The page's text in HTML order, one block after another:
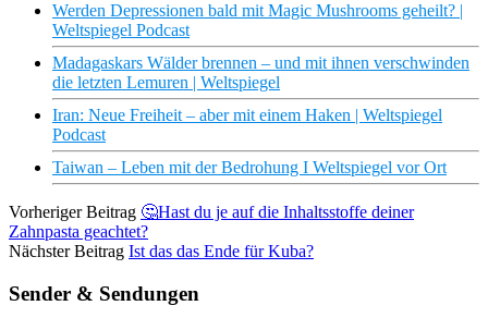
Werden Depressionen bald mit Magic Mushrooms geheilt? |
Weltspiegel Podcast
Madagaskars Wälder brennen – und mit ihnen verschwinden
die letzten Lemuren | Weltspiegel
Iran: Neue Freiheit – aber mit einem Haken | Weltspiegel
Podcast
Taiwan – Leben mit der Bedrohung I Weltspiegel vor Ort
Vorheriger Beitrag 🤔Hast du je auf die Inhaltsstoffe deiner
Zahnpasta geachtet?
Nächster Beitrag Ist das das Ende für Kuba?
Sender & Sendungen